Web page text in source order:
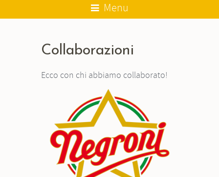
Menu
Collaborazioni
Ecco con chi abbiamo collaborato!